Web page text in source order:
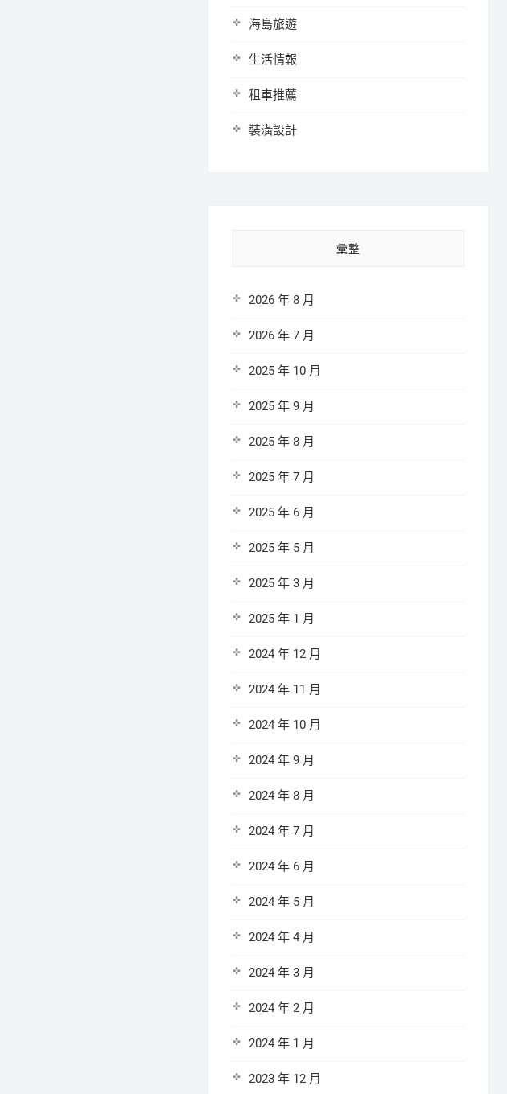
海島旅遊
生活情報
租車推薦
裝潢設計
彙整
2026 年 8 月
2026 年 7 月
2025 年 10 月
2025 年 9 月
2025 年 8 月
2025 年 7 月
2025 年 6 月
2025 年 5 月
2025 年 3 月
2025 年 1 月
2024 年 12 月
2024 年 11 月
2024 年 10 月
2024 年 9 月
2024 年 8 月
2024 年 7 月
2024 年 6 月
2024 年 5 月
2024 年 4 月
2024 年 3 月
2024 年 2 月
2024 年 1 月
2023 年 12 月